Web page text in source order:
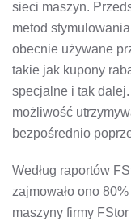
sieci maszyn.
metod
obecnie używane
takie jak kupony
specjalne i tak
możliwość
bezpośrednio
Według raportów
zajmowało ono
maszyny firmy